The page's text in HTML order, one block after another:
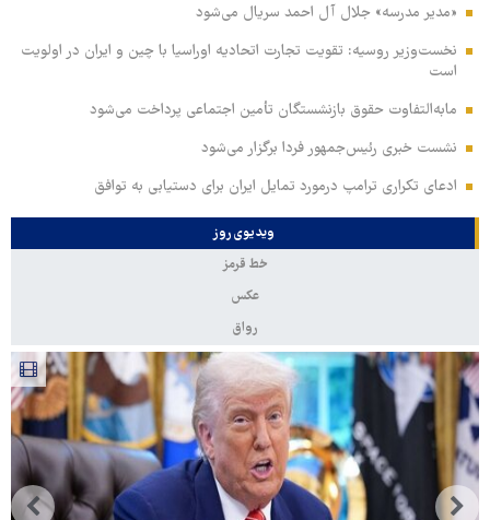
«مدیر مدرسه» جلال آل احمد سریال می‌شود
نخست‌وزیر روسیه:‌ تقویت تجارت اتحادیه اوراسیا با چین و ایران در اولویت
است
مابه‌التفاوت حقوق بازنشستگان تأمین اجتماعی پرداخت می‌شود
نشست خبری رئیس‌جمهور فردا برگزار می‌شود
ادعای تکراری ترامپ درمورد تمایل ایران برای دستیابی به توافق
ویدیوی روز
خط قرمز
عکس
رواق